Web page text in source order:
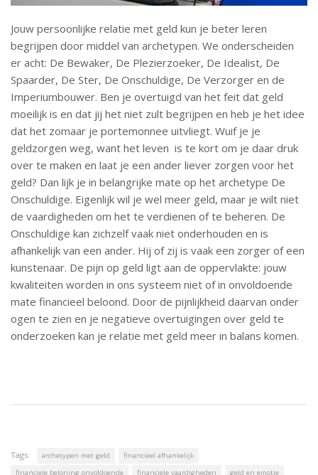
Jouw persoonlijke relatie met geld kun je beter leren
begrijpen door middel van archetypen. We onderscheiden
er acht: De Bewaker, De Plezierzoeker, De Idealist, De
Spaarder, De Ster, De Onschuldige, De Verzorger en de
Imperiumbouwer. Ben je overtuigd van het feit dat geld
moeilijk is en dat jij het niet zult begrijpen en heb je het idee
dat het zomaar je portemonnee uitvliegt. Wuif je je
geldzorgen weg, want het leven is te kort om je daar druk
over te maken en laat je een ander liever zorgen voor het
geld? Dan lijk je in belangrijke mate op het archetype De
Onschuldige. Eigenlijk wil je wel meer geld, maar je wilt niet
de vaardigheden om het te verdienen of te beheren. De
Onschuldige kan zichzelf vaak niet onderhouden en is
afhankelijk van een ander. Hij of zij is vaak een zorger of een
kunstenaar. De pijn op geld ligt aan de oppervlakte: jouw
kwaliteiten worden in ons systeem niet of in onvoldoende
mate financieel beloond. Door de pijnlijkheid daarvan onder
ogen te zien en je negatieve overtuigingen over geld te
onderzoeken kan je relatie met geld meer in balans komen.
Tags: archetypen met geld
financieel afhankelijk
financiele beloning onvoldoende
financiele vaardigheden
geld en emotie